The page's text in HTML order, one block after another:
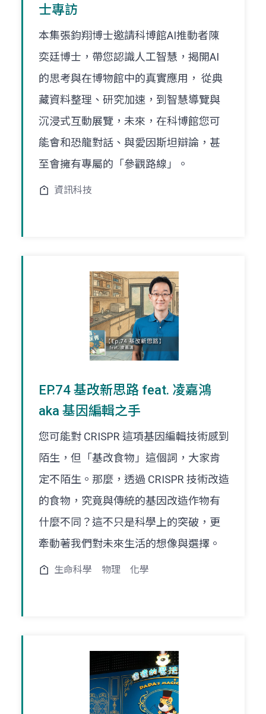
士專訪
本集張鈞翔博士邀請科博館AI推動者陳
奕廷博士，帶您認識人工智慧，揭開AI
的思考與在博物館中的真實應用， 從典
藏資料整理、研究加速，到智慧導覽與
沉浸式互動展覽，未來，在科博館您可
能會和恐龍對話、與愛因斯坦辯論，甚
至會擁有專屬的「參觀路線」。
資訊科技
EP.74 基改新思路 feat. 凌嘉鴻
aka 基因編輯之手
您可能對 CRISPR 這項基因編輯技術感到
陌生，但「基改食物」這個詞，大家肯
定不陌生。那麼，透過 CRISPR 技術改造
的食物，究竟與傳統的基因改造作物有
什麼不同？這不只是科學上的突破，更
牽動著我們對未來生活的想像與選擇。
生命科學 物理 化學